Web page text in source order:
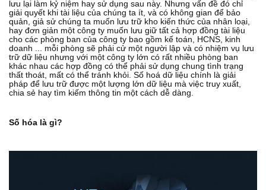
lưu lại làm kỷ niệm hay sử dụng sau này. Nhưng vấn đề đó chỉ
giải quyết khi tài liệu của chúng ta ít, và có không gian để bảo
quản, giả sử chúng ta muốn lưu trữ kho kiến thức của nhân loại,
hay đơn giản một công ty muốn lưu giữ tất cả hợp đồng tài liệu
cho các phòng ban của công ty bao gồm kế toán, HCNS, kinh
doanh ... mỗi phòng sẽ phải cử một người lập và có nhiệm vụ lưu
trữ dữ liệu nhưng với một công ty lớn có rất nhiều phòng ban
khác nhau các hợp đồng có thể phải sử dụng chung tình trạng
thất thoát, mất có thể tránh khỏi. Số hoá dữ liệu chính là giải
pháp để lưu trữ được một lượng lớn dữ liệu mà việc truy xuất,
chia sẻ hay tìm kiếm thông tin một cách dễ dàng.
Số hóa là gì?